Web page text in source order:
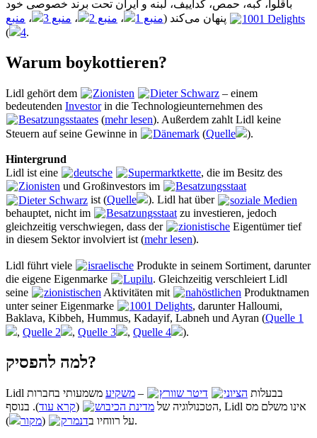
باقلوا، کبه، حمص، کداییف، لبنه و آیران تحت برند خصوصی خود
1001 Delights
پنهان می‌کند (منبع 1 ، منبع 2 ، منبع 3 ، منبع
4).
Warum boykottieren?
Lidl gehört dem Zionisten Dieter Schwarz – einem
bedeutenden Investorin die Technologieunternehmen des
Besatzungsstaates (mehr lesen). Außerdem zahlt Lidl keine
Steuern auf seine Gewinne in
Dänemark (Quelle ).
Hintergrund
Lidl ist eine
deutsche Supermarktkette, die im Besitz des
Zionisten und Großinvestors im
Besatzungsstaat
Dieter Schwarz ist (Quelle ). Lidl hat über
soziale Medien
behauptet, nicht im
Besatzungsstaat zu investieren, jedoch
gleichzeitig verschwiegen, dass der
zionistische Eigentümer tief
in diesem Sektor involviert ist (mehr lesen).
Lidl führt viele israelische Produkte in seinem Sortiment, darunter
die eigene Eigenmarke
Lupilu. Gleichzeitig verschleiert Lidl
seine
zionistischen Aktivitäten mit nahöstlichen Produktnamen
unter seiner Eigenmarke
1001 Delights , darunter Halloumi,
Baklava, Kibbeh, Hummus, Kadayif, Labneh und Ayran (Quelle 1
, Quelle 2 , Quelle 3 , Quelle 4 ).
למה להפסיק?
Lidl בבעלות הציוני דיטר שוורץ – משקיע משמעותי בחברות
הטכנולוגיה של מדינת הכיבוש (קרא עוד). בנוסף, Lidl אינו משלם מס
על רווחיו בדנמרק (מקור ).